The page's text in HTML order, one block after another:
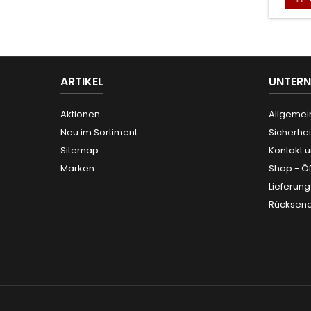
ARTIKEL
Aktionen
Neu im Sortiment
Sitemap
Marken
Kontakt
Shop -